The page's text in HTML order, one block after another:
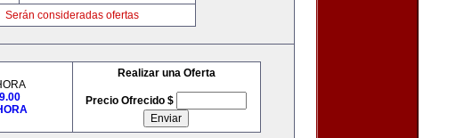
Serán consideradas ofertas
Realizar una Oferta
Precio Ofrecido $